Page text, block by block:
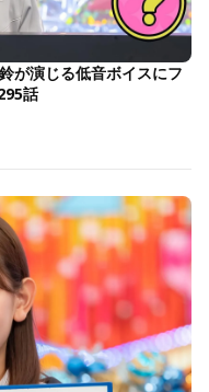
が演じる低音ボイスにフ
話